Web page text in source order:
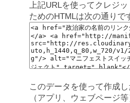
上記URLを使ってクレジ
ためのHTMLは次の通りで
このデータを使って作成
（アプリ、ウェブページ等